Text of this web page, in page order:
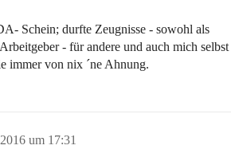
Schein; durfte Zeugnisse - sowohl als
- für andere und auch mich selbst
immer von nix ´ne Ahnung.
um 17:31